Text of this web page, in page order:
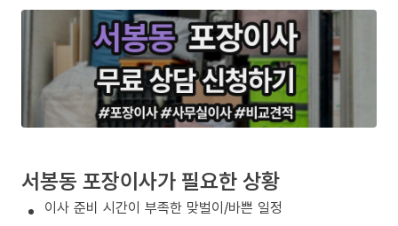
서봉동 포장이사가 필요한 상황
이사 준비 시간이 부족한 맞벌이/바쁜 일정